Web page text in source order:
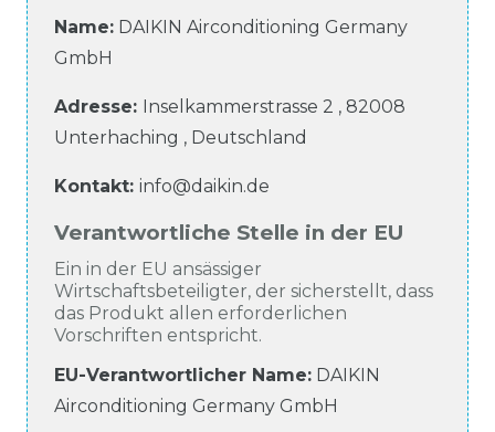
Name: DAIKIN Airconditioning Germany
GmbH
Adresse: Inselkammerstrasse 2 , 82008
Unterhaching , Deutschland
Kontakt: info@daikin.de
Verantwortliche Stelle in der EU
Ein in der EU ansässiger
Wirtschaftsbeteiligter, der sicherstellt, dass
das Produkt allen erforderlichen
Vorschriften entspricht.
EU-Verantwortlicher Name: DAIKIN
Airconditioning Germany GmbH